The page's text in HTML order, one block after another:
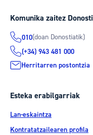
Komunika zaitez
010(doan Donostiatik)
(+34) 943 481 000
Herritarren postontzia
Esteka erabilgarriak
Lan-eskaintza
Kontratatzailearen profila